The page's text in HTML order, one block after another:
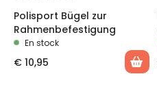
Polisport Bügel zur
Rahmenbefestigung
En stock
€ 10,95